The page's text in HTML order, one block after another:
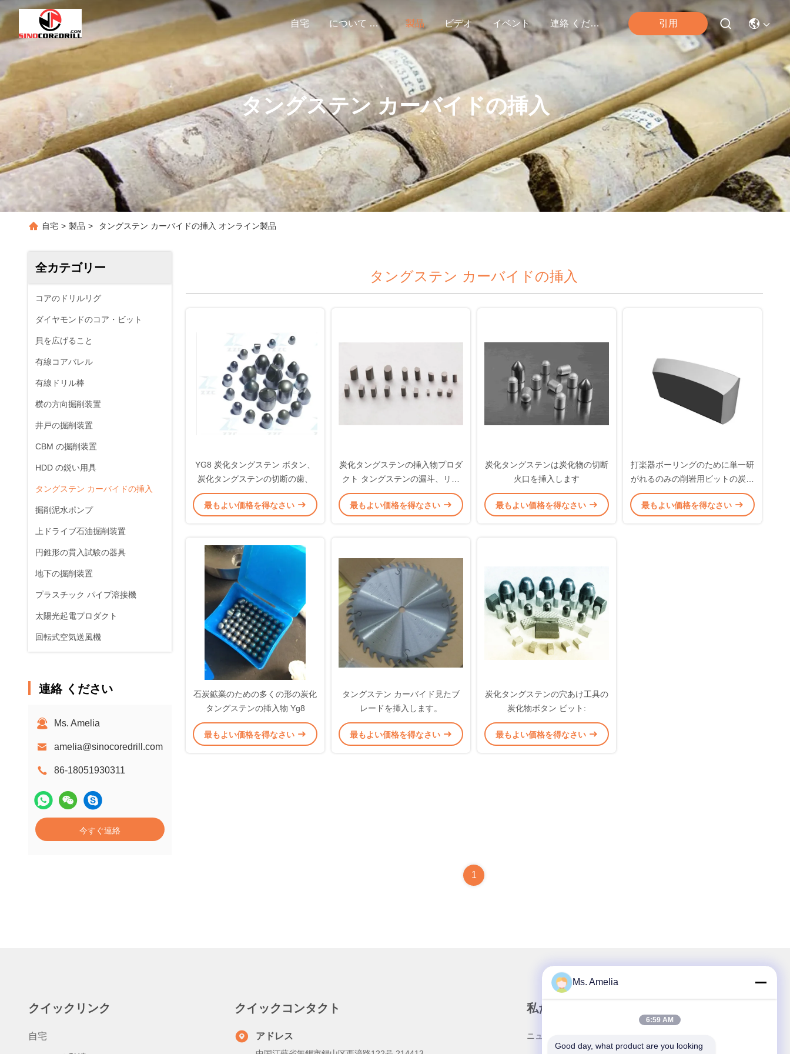
自宅 について 私達 製品 ビデオ イベント 連絡 ください 引用
タングステン カーバイドの挿入
自宅 > 製品 > タングステン カーバイドの挿入 オンライン製品
全カテゴリー
コアのドリルリグ
ダイヤモンドのコア・ビット
貝を広げること
有線コアバレル
有線ドリル棒
横の方向掘削装置
井戸の掘削装置
CBM の掘削装置
HDD の鋭い用具
タングステン カーバイドの挿入
掘削泥水ポンプ
上ドライブ石油掘削装置
円錐形の貫入試験の器具
地下の掘削装置
プラスチック パイプ溶接機
太陽光起電プロダクト
回転式空気送風機
連絡 ください
Ms. Amelia
amelia@sinocoredrill.com
86-18051930311
今すぐ連絡
タングステン カーバイドの挿入
YG8 炭化タングステン ボタン、
炭化タングステンの切断の歯、
最もよい価格を得なさい
炭化タングステンの挿入物プロダ
クト タングステンの漏斗、リサ
イクルされないタングステンのボ
ートの新しい材料
最もよい価格を得なさい
炭化タングステンは炭化物の切断
火口を挿入します
最もよい価格を得なさい
打楽器ボーリングのために単一研
がれるのみの削岩用ビットの炭化
タングステンの挿入物 K0
最もよい価格を得なさい
石炭鉱業のための多くの形の炭化
タングステンの挿入物 Yg8
最もよい価格を得なさい
タングステン カーバイド見たブ
レードを挿入します。
最もよい価格を得なさい
炭化タングステンの穴あけ工具の
炭化物ボタン ビット:
最もよい価格を得なさい
1
クイックリンク
自宅
クイックコンタクト
アドレス
私たちのニュースレター
ニュースレターを購読して、割引などを入手してください。
Ms. Amelia
6:59 AM
Good day, what product are you looking